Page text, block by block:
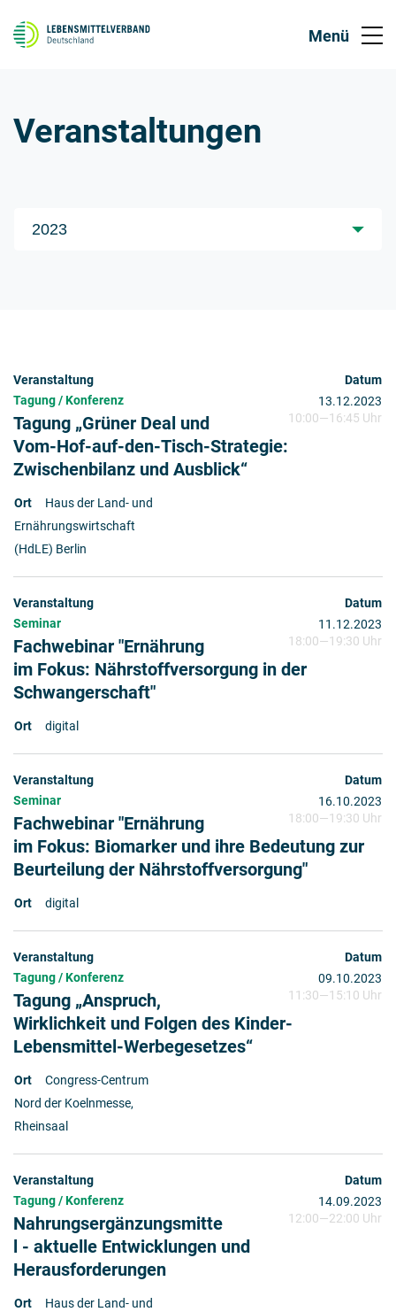
Veranstaltungen
13.12.2023
10:00—16:45 Uhr
Tagung / Konferenz
Tagung „Grüner Deal und
Vom-Hof-auf-den-Tisch-Strategie:
Zwischenbilanz und Ausblick“
Haus der Land- und
Ernährungswirtschaft
(HdLE) Berlin
11.12.2023
18:00—19:30 Uhr
Seminar
Fachwebinar "Ernährung
im Fokus: Nährstoffversorgung in der
Schwangerschaft"
digital
16.10.2023
18:00—19:30 Uhr
Seminar
Fachwebinar "Ernährung
im Fokus: Biomarker und ihre Bedeutung zur
Beurteilung der Nährstoffversorgung"
digital
09.10.2023
11:30—15:10 Uhr
Tagung / Konferenz
Tagung „Anspruch,
Wirklichkeit und Folgen des Kinder-
Lebensmittel-Werbegesetzes“
Congress-Centrum
Nord der Koelnmesse,
Rheinsaal
14.09.2023
12:00—22:00 Uhr
Tagung / Konferenz
Nahrungsergänzungsmitte
l - aktuelle Entwicklungen und
Herausforderungen
Haus der Land- und